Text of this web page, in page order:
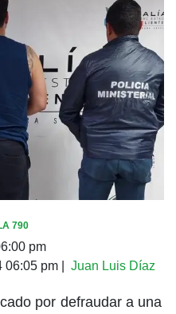
790
pm
06:05 pm Juan Luis Díaz
por defraudar a una